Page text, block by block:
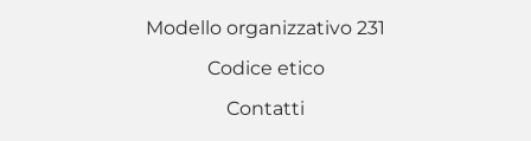
Modello organizzativo 231
Codice etico
Contatti